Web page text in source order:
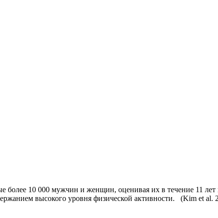
более 10 000 мужчин и женщин, оценивая их в течение 11
высокого уровня физической активности. (Kim et al.